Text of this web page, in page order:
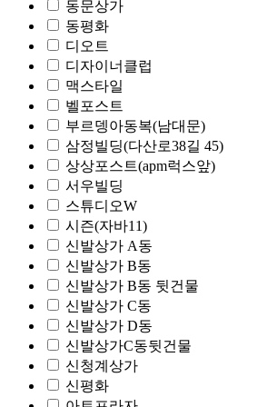
동문상가
동평화
디오트
디자이너클럽
맥스타일
벨포스트
부르뎅아동복(남대문)
삼정빌딩(다산로38길 45)
상상포스트(apm럭스앞)
서우빌딩
스튜디오W
시즌(자바11)
신발상가 A동
신발상가 B동
신발상가 B동 뒷건물
신발상가 C동
신발상가 D동
신발상가C동뒷건물
신청계상가
신평화